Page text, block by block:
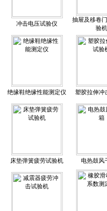
冲击电压试验仪
抽屉及移卷
验机
绝缘鞋绝缘性能测定仪 塑胶拉伸冲
床垫弹簧疲劳试验机 电热鼓风